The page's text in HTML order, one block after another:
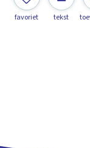
favoriet tekst